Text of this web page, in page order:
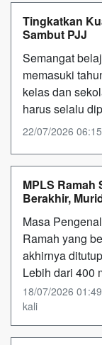
Tingkatkan
Sambut PJJ
Semangat
memasuki
kelas dan
harus selalu
22/07/2026
MPLS Ramah
Berakhir,
Masa
Ramah yang
akhirnya
Lebih dari 400
18/07/2026
kali